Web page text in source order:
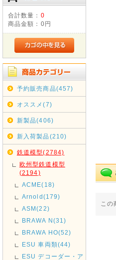
合計数量： 0
商品金額： 0円
予約販売商品(457)
オススメ(7)
新製品(406)
新入荷製品(210)
鉄道模型(2784)
欧州型鉄道模型
(2194)
ACME(18)
Arnold(179)
ASM(22)
BRAWA N(31)
BRAWA HO(52)
ESU 車両類(44)
ESU デコーダー・ア
この